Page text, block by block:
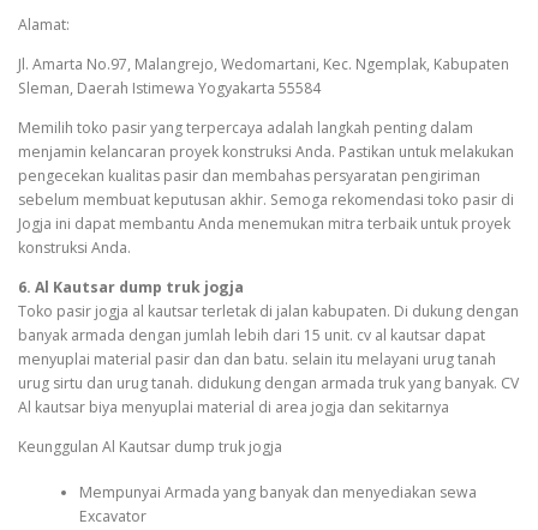
Alamat:
Jl. Amarta No.97, Malangrejo, Wedomartani, Kec. Ngemplak, Kabupaten
Sleman, Daerah Istimewa Yogyakarta 55584
Memilih toko pasir yang terpercaya adalah langkah penting dalam
menjamin kelancaran proyek konstruksi Anda. Pastikan untuk melakukan
pengecekan kualitas pasir dan membahas persyaratan pengiriman
sebelum membuat keputusan akhir. Semoga rekomendasi toko pasir di
Jogja ini dapat membantu Anda menemukan mitra terbaik untuk proyek
konstruksi Anda.
6. Al Kautsar dump truk jogja
Toko pasir jogja al kautsar terletak di jalan kabupaten. Di dukung dengan
banyak armada dengan jumlah lebih dari 15 unit. cv al kautsar dapat
menyuplai material pasir dan dan batu. selain itu melayani urug tanah
urug sirtu dan urug tanah. didukung dengan armada truk yang banyak. CV
Al kautsar biya menyuplai material di area jogja dan sekitarnya
Keunggulan Al Kautsar dump truk jogja
Mempunyai Armada yang banyak dan menyediakan sewa
Excavator